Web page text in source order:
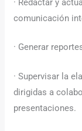
· Redactar y
comunicación
· Generar
· Supervisar la
dirigidas a
presentaciones.